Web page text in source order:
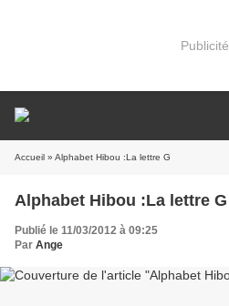
Publicité
Accueil » Alphabet Hibou :La lettre G
Alphabet Hibou :La lettre G
Publié le 11/03/2012 à 09:25
Par Ange